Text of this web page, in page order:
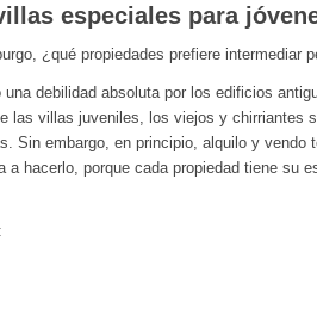
especiales para
¿qué propiedades prefiere intermediar
debilidad absoluta por los edificios
las villas juveniles, los viejos y chirriantes
Sin embargo, en principio, alquilo y vendo
a hacerlo, porque cada propiedad tiene su